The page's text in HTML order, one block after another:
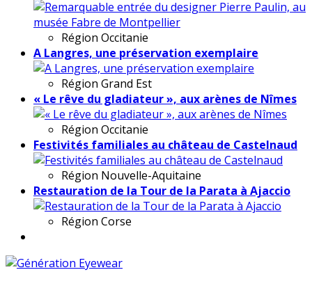
Région Occitanie
A Langres, une préservation exemplaire
Région Grand Est
« Le rêve du gladiateur », aux arènes de Nîmes
Région Occitanie
Festivités familiales au château de Castelnaud
Région Nouvelle-Aquitaine
Restauration de la Tour de la Parata à Ajaccio
Région Corse